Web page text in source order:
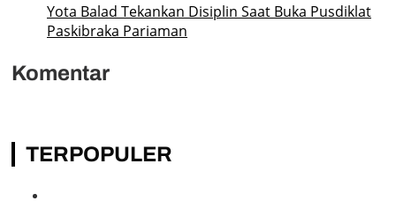
Yota Balad Tekankan Disiplin Saat Buka Pusdiklat
Paskibraka Pariaman
Komentar
TERPOPULER